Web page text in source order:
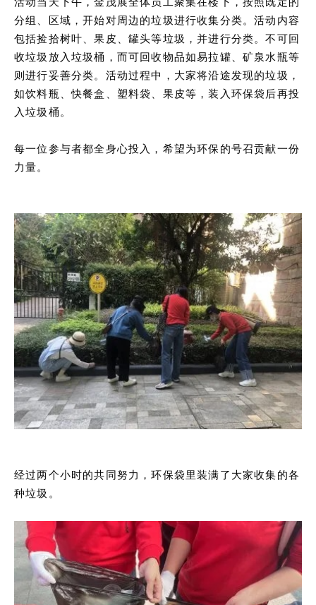
分组、区域，开始对周边的垃圾进行收集分类。活动内容
包括捡拾树叶、果皮、罐头等垃圾，并进行分类。不可回
收垃圾放入垃圾桶，而可回收物品如易拉罐、矿泉水瓶等
则进行妥善分类。活动过程中，大家将沿途发现的垃圾，
如饮料瓶、快餐盒、塑料袋、果皮等，装入环保袋后再投
入垃圾桶。
每一位参与者都全身心投入，希望为环保的号召贡献一份
力量。
经过两个小时的共同努力，环保袋里装满了大家收集的各
种垃圾。